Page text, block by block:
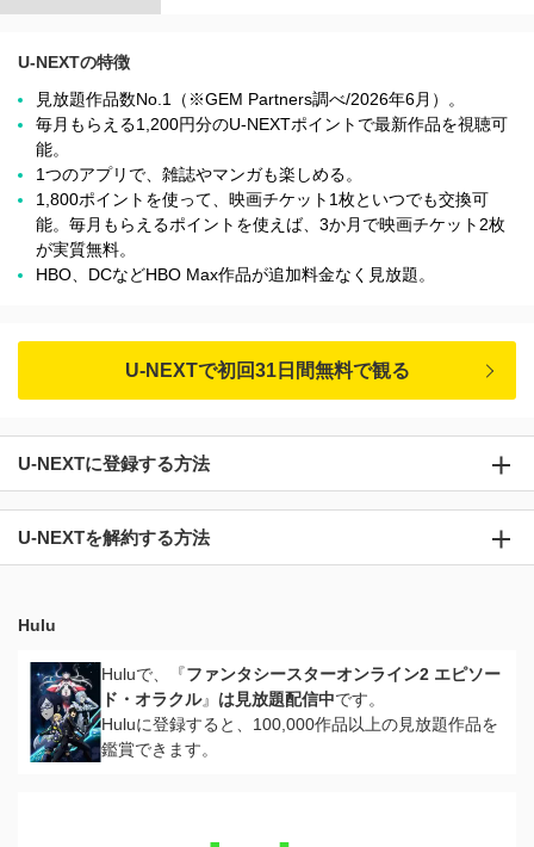
U-NEXTの特徴
見放題作品数No.1（※GEM Partners調べ/2026年6⽉）。
毎月もらえる1,200円分のU-NEXTポイントで最新作品を視聴可
能。
1つのアプリで、雑誌やマンガも楽しめる。
1,800ポイントを使って、映画チケット1枚といつでも交換可
能。毎月もらえるポイントを使えば、3か月で映画チケット2枚
が実質無料。
HBO、DCなどHBO Max作品が追加料金なく見放題。
U-NEXTで初回31日間無料で観る
U-NEXTに登録する方法
U-NEXTを解約する方法
Hulu
Huluで、『ファンタシースターオンライン2 エピソー
ド・オラクル』 は見放題配信中です。
Huluに登録すると、100,000作品以上の見放題作品を
鑑賞できます。